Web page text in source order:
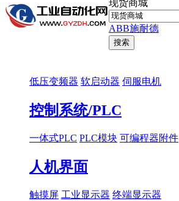
现货商城
ABB施耐德
低压变频器 软启动器 伺服电机
控制系统/PLC
一体式PLC PLC模块 可编程器附件
人机界面
触摸屏 工业显示器 终端显示器